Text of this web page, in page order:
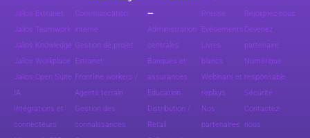
Jalios Extranet
Jalios Teamwork
Jalios Knowledge
Jalios Workplace
Jalios Open Suite
IA
Intégrations et
connecteurs
Communication
interne
Gestion de projet
Extranet
Frontline workers /
Agents terrain
Gestion des
connaissances
—
Administration
centrales
Banques et
assurances
Education
Distribution /
Retail
Presse
Evénements
Livres
blancs
Webinars et
replays
Nos
partenaires
Rejoignez-nous
Devenez
partenaire
Numérique
responsable
Sécurité
Contactez-
nous